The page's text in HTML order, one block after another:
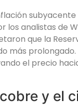
subyacente
analistas de
que la
más
el precio
y el